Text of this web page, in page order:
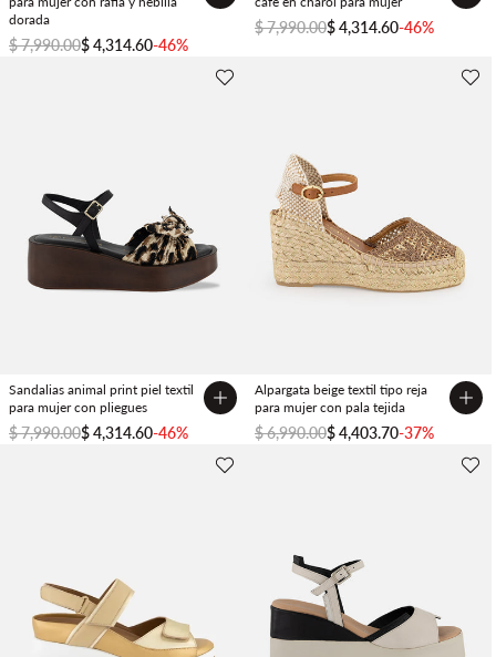
dorada
$ 7,990.00$ 4,314.60-46%
$ 7,990.00$ 4,314.60-46%
Sandalias animal print piel textil
para mujer con pliegues
$ 7,990.00$ 4,314.60-46%
Alpargata beige textil tipo reja
para mujer con pala tejida
$ 6,990.00$ 4,403.70-37%